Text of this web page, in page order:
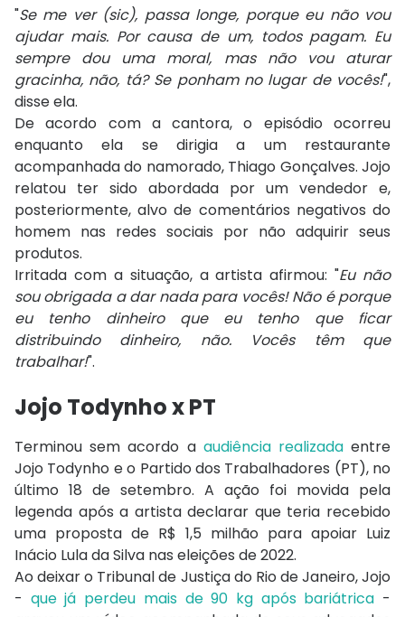
"Se me ver (sic), passa longe, porque eu não vou
ajudar mais. Por causa de um, todos pagam. Eu
sempre dou uma moral, mas não vou aturar
gracinha, não, tá? Se ponham no lugar de vocês!",
disse ela.
De acordo com a cantora, o episódio ocorreu
enquanto ela se dirigia a um restaurante
acompanhada do namorado, Thiago Gonçalves. Jojo
relatou ter sido abordada por um vendedor e,
posteriormente, alvo de comentários negativos do
homem nas redes sociais por não adquirir seus
produtos.
Irritada com a situação, a artista afirmou: "Eu não
sou obrigada a dar nada para vocês! Não é porque
eu tenho dinheiro que eu tenho que ficar
distribuindo dinheiro, não. Vocês têm que
trabalhar!".
Jojo Todynho x PT
Terminou sem acordo a audiência realizadaentre
Jojo Todynho e o Partido dos Trabalhadores (PT), no
último 18 de setembro. A ação foi movida pela
legenda após a artista declarar que teria recebido
uma proposta de R$ 1,5 milhão para apoiar Luiz
Inácio Lula da Silva nas eleições de 2022.
Ao deixar o Tribunal de Justiça do Rio de Janeiro, Jojo
- que já perdeu mais de 90 kg após bariátrica -